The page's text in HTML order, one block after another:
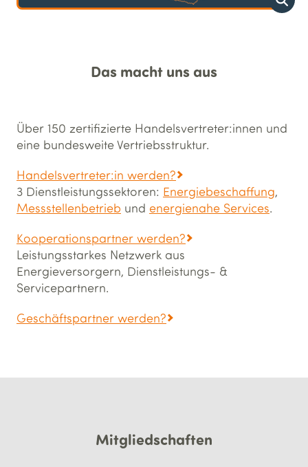
Das macht uns aus
Über 150 zertifizierte Handelsvertreter:innen und
eine bundesweite Vertriebs­struktur.
Handelsvertreter:in werden?
3 Dienstleistungssektoren: Energiebeschaffung,
Messstellenbetrieb und energienahe Services.
Kooperationspartner werden?
Leistungsstarkes Netzwerk aus
Energieversorgern, Dienstleistungs- &
Servicepartnern.
Geschäftspartner werden?
Mitgliedschaften